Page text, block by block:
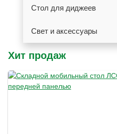
Стол для диджеев
Свет и аксессуары
Хит продаж